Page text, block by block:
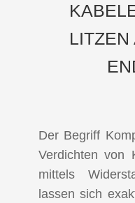
LITZEN
Der Begriff
Verdichten von
mittels
lassen sich